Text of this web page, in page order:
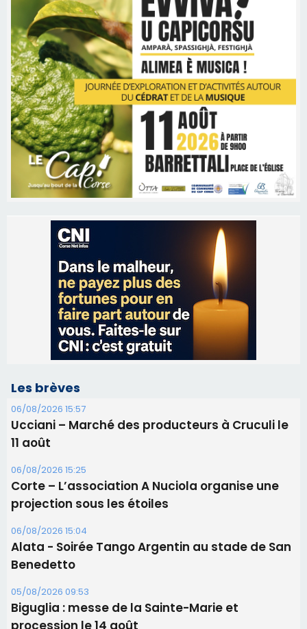
Les brèves
06/08/2026 15:57
Ucciani – Marché des producteurs à Cruculi le
06/08/2026 15:25
Corte – L’association A Nuciola organise une
06/08/2026 15:04
Alata - Soirée Tango Argentin au stade de San
Benedetto
05/08/2026 09:53
Biguglia : messe de la Sainte-Marie et
procession le 14 août
31/07/2026 08:24
Tennis - Début ce week-end du tournoi du
RCPV
31/07/2026 08:22
82ème anniversaire de la disparition du
Commandant Antoine de Saint Exupery